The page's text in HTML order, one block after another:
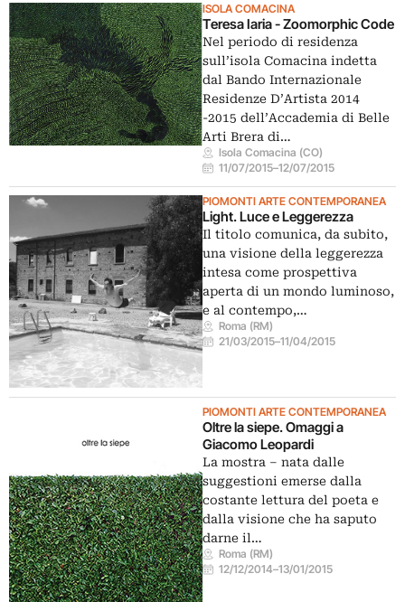
ISOLA COMACINA
Teresa Iaria - Zoomorphic Code
Nel periodo di residenza
sull’isola Comacina indetta
dal Bando Internazionale
Residenze D’Artista 2014
-2015 dell’Accademia di Belle
Arti Brera di…
Isola Comacina (CO)
11/07/2015–12/07/2015
PIOMONTI ARTE CONTEMPORANEA
Light. Luce e Leggerezza
Il titolo comunica, da subito,
una visione della leggerezza
intesa come prospettiva
aperta di un mondo luminoso,
e al contempo,…
Roma (RM)
21/03/2015–11/04/2015
PIOMONTI ARTE CONTEMPORANEA
Oltre la siepe. Omaggi a
Giacomo Leopardi
La mostra – nata dalle
suggestioni emerse dalla
costante lettura del poeta e
dalla visione che ha saputo
darne il…
Roma (RM)
12/12/2014–13/01/2015